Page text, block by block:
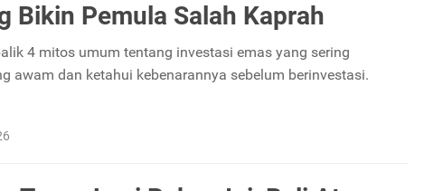
Bikin Pemula Salah Kaprah
4 mitos umum tentang investasi emas yang sering
awam dan ketahui kebenarannya sebelum berinvestasi.